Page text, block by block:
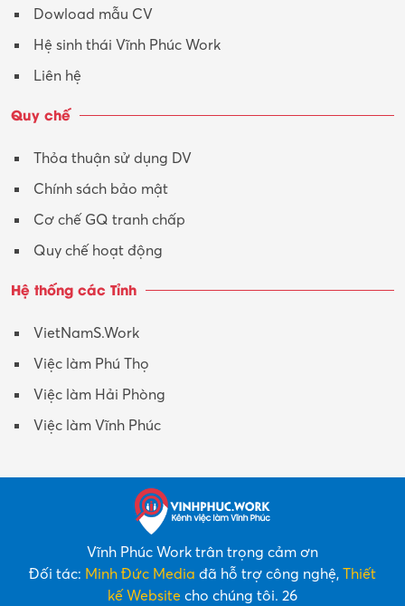
Dowload mẫu CV
Hệ sinh thái Vĩnh Phúc Work
Liên hệ
Quy chế
Thỏa thuận sử dụng DV
Chính sách bảo mật
Cơ chế GQ tranh chấp
Quy chế hoạt động
Hệ thống các Tỉnh
VietNamS.Work
Việc làm Phú Thọ
Việc làm Hải Phòng
Việc làm Vĩnh Phúc
Vĩnh Phúc Work trân trọng cảm ơn
Đối tác: Minh Đức Media đã hỗ trợ công nghệ, Thiết
kế Website cho chúng tôi. 26